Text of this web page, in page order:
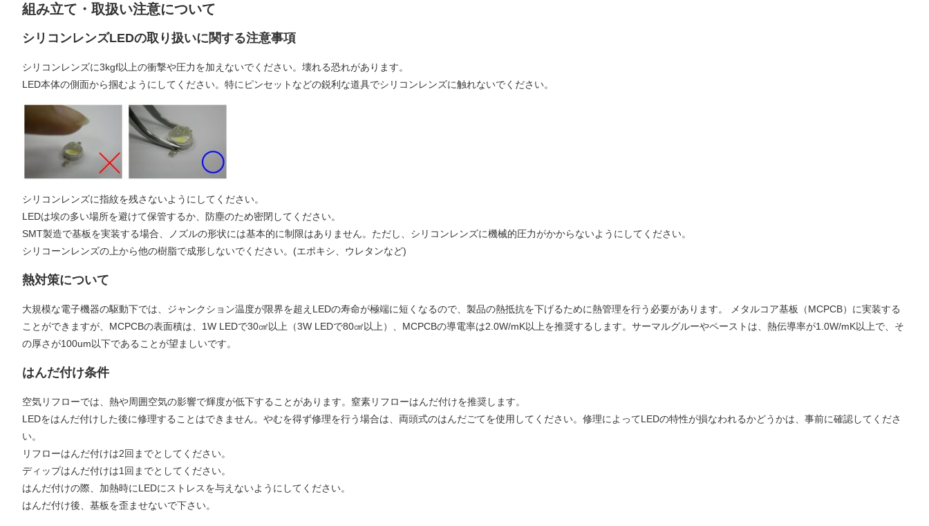
組み立て・取扱い注意について
シリコンレンズLEDの取り扱いに関する注意事項
シリコンレンズに3kgf以上の衝撃や圧力を加えないでください。壊れる恐れがあります。
LED本体の側面から掴むようにしてください。特にピンセットなどの鋭利な道具でシリコンレンズに触れないでください。
シリコンレンズに指紋を残さないようにしてください。
LEDは埃の多い場所を避けて保管するか、防塵のため密閉してください。
SMT製造で基板を実装する場合、ノズルの形状には基本的に制限はありません。ただし、シリコンレンズに機械的圧力がかからないようにしてください。
シリコーンレンズの上から他の樹脂で成形しないでください。(エポキシ、ウレタンなど)
熱対策について
大規模な電子機器の駆動下では、ジャンクション温度が限界を超えLEDの寿命が極端に短くなるので、製品の熱抵抗を下げるために熱管理を行う必要があります。 メタルコア基板（MCPCB）に実装する
ことができますが、MCPCBの表面積は、1W LEDで30㎠以上（3W LEDで80㎠以上）、MCPCBの導電率は2.0W/mK以上を推奨するします。サーマルグルーやペーストは、熱伝導率が1.0W/mK以上で、そ
の厚さが100um以下であることが望ましいです。
はんだ付け条件
空気リフローでは、熱や周囲空気の影響で輝度が低下することがあります。窒素リフローはんだ付けを推奨します。
LEDをはんだ付けした後に修理することはできません。やむを得ず修理を行う場合は、両頭式のはんだごてを使用してください。修理によってLEDの特性が損なわれるかどうかは、事前に確認してくださ
い。
リフローはんだ付けは2回までとしてください。
ディップはんだ付けは1回までとしてください。
はんだ付けの際、加熱時にLEDにストレスを与えないようにしてください。
はんだ付け後、基板を歪ませないで下さい。